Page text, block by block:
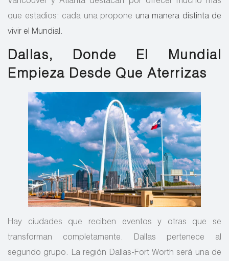
que estadios: cada una propone una manera distinta de
vivir el Mundial.
Dallas, Donde El Mundial
Empieza Desde Que Aterrizas
Hay ciudades que reciben eventos y otras que se
transforman completamente. Dallas pertenece al
segundo grupo. La región Dallas-Fort Worth será una de